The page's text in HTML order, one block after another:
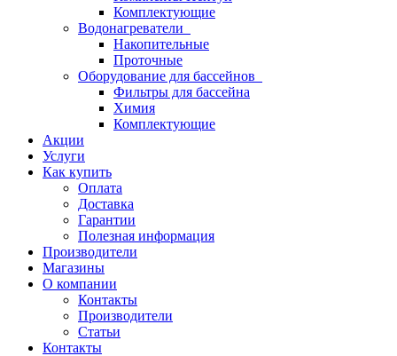
Комплектующие
Водонагреватели
Накопительные
Проточные
Оборудование для бассейнов
Фильтры для бассейна
Химия
Комплектующие
Акции
Услуги
Как купить
Оплата
Доставка
Гарантии
Полезная информация
Производители
Магазины
О компании
Контакты
Производители
Статьи
Контакты